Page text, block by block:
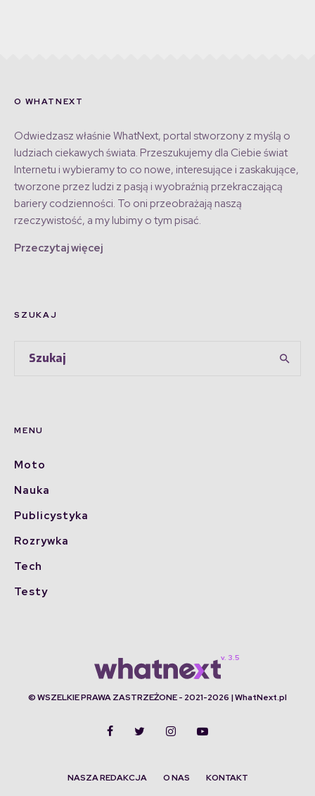
O WHATNEXT
Odwiedzasz właśnie WhatNext, portal stworzony z myślą o
ludziach ciekawych świata. Przeszukujemy dla Ciebie świat
Internetu i wybieramy to co nowe, interesujące i zaskakujące,
tworzone przez ludzi z pasją i wyobraźnią przekraczającą
bariery codzienności. To oni przeobrażają naszą
rzeczywistość, a my lubimy o tym pisać.
Przeczytaj więcej
SZUKAJ
MENU
Moto
Nauka
Publicystyka
Rozrywka
Tech
Testy
© WSZELKIE PRAWA ZASTRZEŻONE - 2021-2026 | WhatNext.pl
NASZA REDAKCJA O NAS KONTAKT